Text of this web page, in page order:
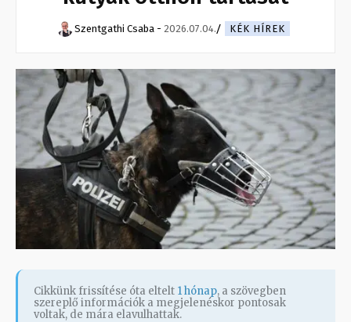
Szentgathi Csaba - 2026.07.04. KÉK HÍREK
Cikkünk frissítése óta eltelt 1 hónap, a szövegben
szereplő információk a megjelenéskor pontosak
voltak, de mára elavulhattak.